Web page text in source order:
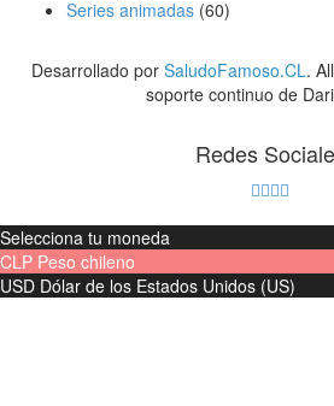
Series animadas (60)
Desarrollado por SaludoFamoso.CL.
soporte continuo de
Redes
Selecciona tu moneda
CLP Peso chileno
USD Dólar de los Estados Unidos (US)